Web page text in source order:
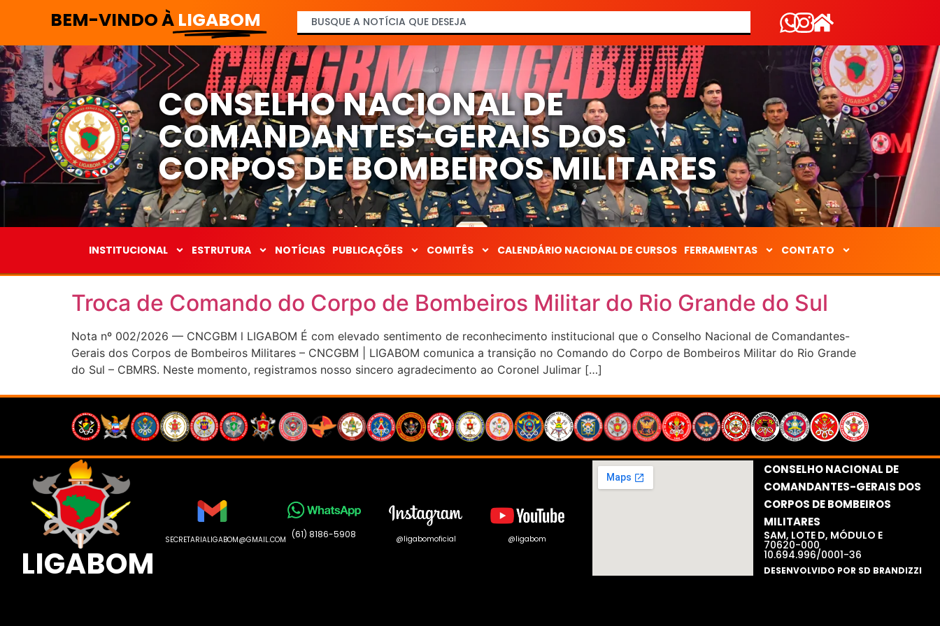
BEM-VINDO À LIGABOM
CONSELHO NACIONAL DE
COMANDANTES-GERAIS DOS
CORPOS DE BOMBEIROS MILITARES
INSTITUCIONAL ESTRUTURA NOTÍCIAS PUBLICAÇÕES COMITÊS CALENDÁRIO NACIONAL DE CURSOS FERRAMENTAS CONTATO
Troca de Comando do Corpo de Bombeiros Militar do Rio Grande do Sul
Nota nº 002/2026 — CNCGBM l LIGABOM É com elevado sentimento de reconhecimento institucional que o Conselho Nacional de Comandantes-
Gerais dos Corpos de Bombeiros Militares – CNCGBM | LIGABOM comunica a transição no Comando do Corpo de Bombeiros Militar do Rio Grande
do Sul – CBMRS. Neste momento, registramos nosso sincero agradecimento ao Coronel Julimar […]
LIGABOM
SECRETARIALIGABOM@GMAIL.COM (61) 8186-5908 @ligabomoficial @ligabom
CONSELHO NACIONAL DE
COMANDANTES-GERAIS DOS
CORPOS DE BOMBEIROS
MILITARES​
SAM, LOTE D, MÓDULO E
70620-000
10.694.996/0001-36
DESENVOLVIDO POR SD BRANDIZZI